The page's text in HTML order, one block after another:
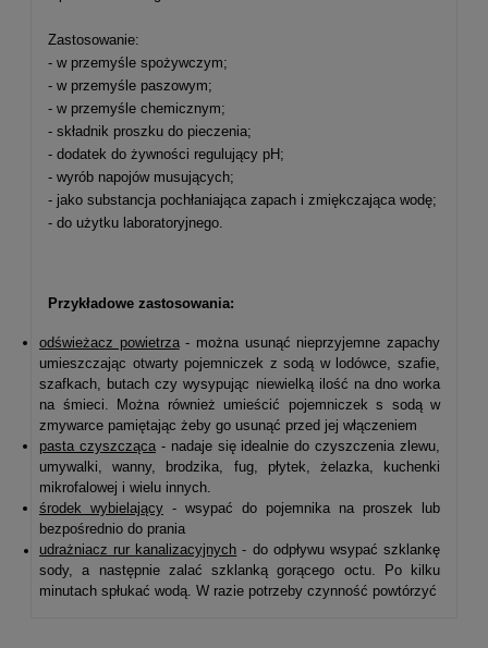
Zastosowanie:
- w przemyśle spożywczym;
- w przemyśle paszowym;
- w przemyśle chemicznym;
- składnik proszku do pieczenia;
- dodatek do żywności regulujący pH;
- wyrób napojów musujących;
- jako substancja pochłaniająca zapach i zmiękczająca wodę;
- do użytku laboratoryjnego.
Przykładowe zastosowania:
odświeżacz powietrza- można usunąć nieprzyjemne zapachy
umieszczając otwarty pojemniczek z sodą w lodówce, szafie,
szafkach, butach czy wysypując niewielką ilość na dno worka
na śmieci. Można również umieścić pojemniczek s sodą w
zmywarce pamiętając żeby go usunąć przed jej włączeniem
pasta czyszcząca- nadaje się idealnie do czyszczenia zlewu,
umywalki, wanny, brodzika, fug, płytek, żelazka, kuchenki
mikrofalowej i wielu innych.
środek wybielający - wsypać do pojemnika na proszek lub
bezpośrednio do prania
udrażniacz rur kanalizacyjnych - do odpływu wsypać szklankę
sody, a następnie zalać szklanką gorącego octu. Po kilku
minutach spłukać wodą. W razie potrzeby czynność powtórzyć